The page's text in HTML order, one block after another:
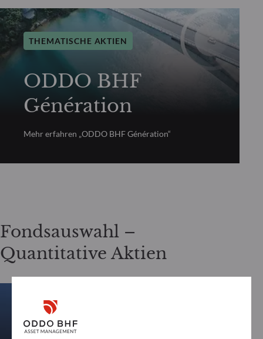
THEMATISCHE AKTIEN
ODDO BHF
Génération
Mehr erfahren „ODDO BHF Génération“
Fondsauswahl –
Quantitative Aktien
QUANTITATIVE AKTIEN